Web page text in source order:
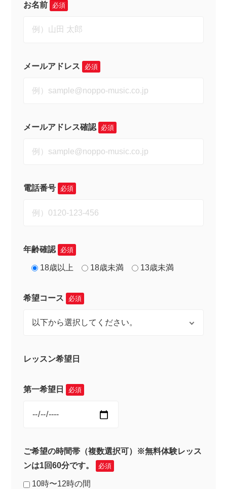
お名前 必須
メールアドレス 必須
メールアドレス確認 必須
電話番号 必須
年齢確認 必須
18歳以上 18歳未満 13歳未満
希望コース 必須
レッスン希望日
第一希望日 必須
ご希望の時間帯（複数選択可）※無料体験レッス
ンは1回60分です。
必須
10時〜12時の間